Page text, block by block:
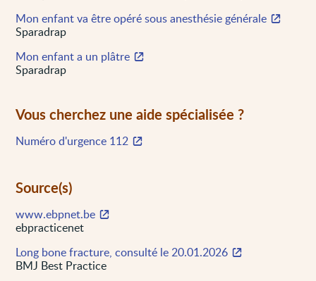
Mon enfant va être opéré sous anesthésie générale
Sparadrap
Mon enfant a un plâtre
Sparadrap
Vous cherchez une aide spécialisée ?
Numéro d'urgence 112
Source(s)
www.ebpnet.be
ebpracticenet
Long bone fracture, consulté le 20.01.2026
BMJ Best Practice